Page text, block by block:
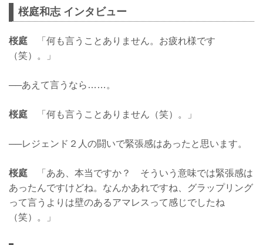
桜庭和志 インタビュー
桜庭 「何も言うことありません。お疲れ様です
（笑）。」
──あえて言うなら……。
桜庭 「何も言うことありません（笑）。」
──レジェンド２人の闘いで緊張感はあったと思います。
桜庭 「ああ、本当ですか？ そういう意味では緊張感は
あったんですけどね。なんかあれですね、グラップリング
って言うよりは壁のあるアマレスって感じでしたね
（笑）。」